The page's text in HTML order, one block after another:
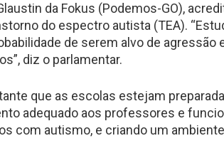
da Fokus (Podemos-GO),
do espectro autista (TEA).
de serem alvo de
diz o parlamentar.
que as escolas estejam
adequado aos professores e
com autismo, e criando um